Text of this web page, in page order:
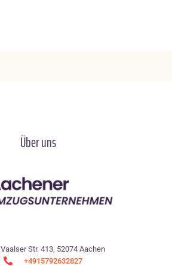
Über uns
Vaalser Str. 413, 52074 Aachen
+4915792632827